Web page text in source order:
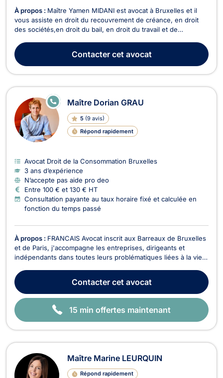
À propos : Maître Yamen MIDANI est avocat à Bruxelles et il
vous assiste en droit du recouvrement de créance, en droit
des sociétés,en droit du bail, en droit du travail et de
et de la concurrence. Il peut vous recevoir ou vous conseiller
en appel/visioconférence. Pour ce...
Contactercet avocat
Maître Dorian GRAU
5 (9 avis)
Répond rapidement
E
N
E
Avocat Droit de la Consommation Bruxelles
3 ans d’expérience
N’accepte pas aide pro deo
Entre 100 € et 130 € HT
Consultation payante au taux horaire fixé et calculée en
fonction du temps passé
À propos : FRANCAIS Avocat inscrit aux Barreaux de Bruxelles
et de Paris, j'accompagne les entreprises, dirigeants et
indépendants dans toutes leurs problématiques liées à la vie
je mets mon expertise au service de mes clients avec deux
engagements constants : réactivité e...
Contactercet avocat
15 min offertes maintenant
Maître Marine LEURQUIN
Répond rapidement